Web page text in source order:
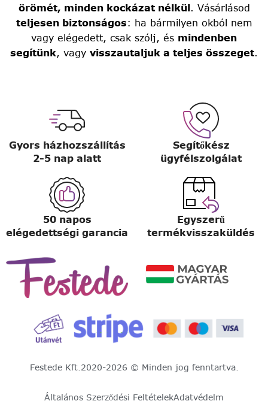
örömét, minden kockázat nélkül. Vásárlásod
teljesen biztonságos: ha bármilyen okból nem
vagy elégedett, csak szólj, és mindenben
segítünk, vagy visszautaljuk a teljes összeget.
Gyors házhozszállítás
2-5 nap alatt
Segítőkész
ügyfélszolgálat
50 napos
elégedettségi garancia
Egyszerű
termékvisszaküldés
Festede Kft.2020-2026 © Minden jog fenntartva.
Általános Szerződési FeltételekAdatvédelm